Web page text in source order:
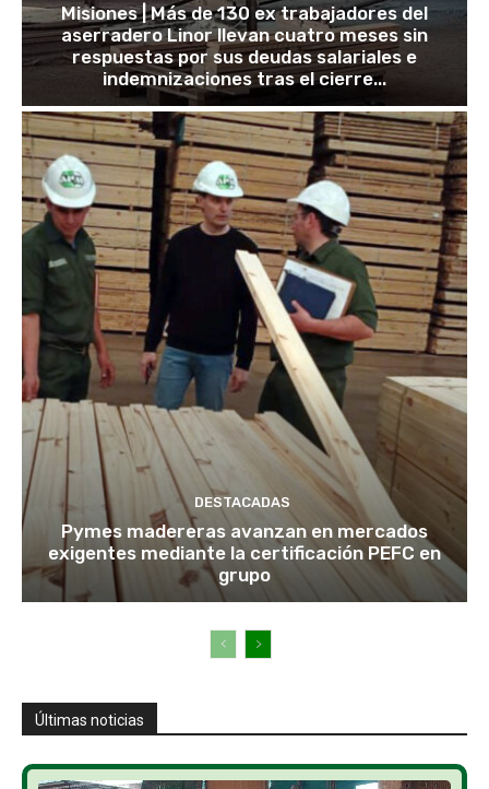
Misiones | Más de 130 ex trabajadores del
aserradero Linor llevan cuatro meses sin
respuestas por sus deudas salariales e
indemnizaciones tras el cierre...
DESTACADAS
Pymes madereras avanzan en mercados
exigentes mediante la certificación PEFC en
grupo
Últimas noticias